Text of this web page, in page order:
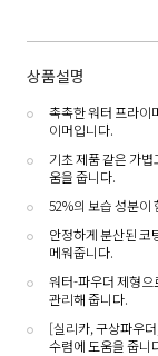
상품설명
촉촉한 워터 프라이
이머입니다.
기초 제품 같은 가
움을 줍니다.
52%의 보습 성분이
안정하게 분산된 코
메워줍니다.
워터-파우더 제형으
관리해 줍니다.
[실리카, 구상파우
수렴에 도움을 줍니